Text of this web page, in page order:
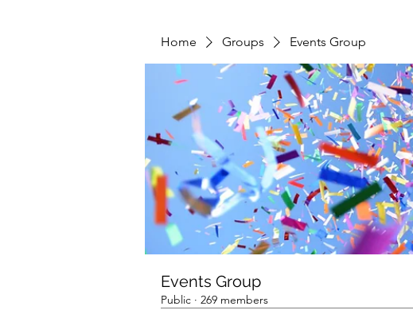
Home Groups Events Group
Events Group
Public · 269 members